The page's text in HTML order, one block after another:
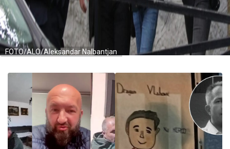
FOTO/ALO/Aleksandar Nalbantjan